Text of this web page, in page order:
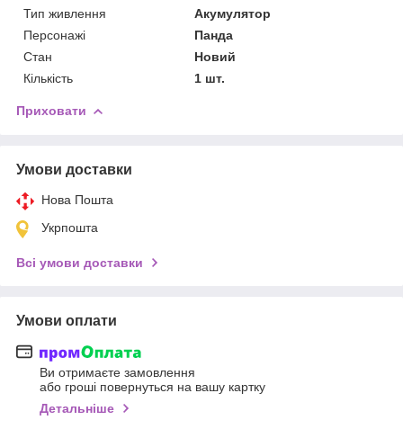
Тип живлення
Акумулятор
Персонажі
Панда
Стан
Новий
Кількість
1 шт.
Приховати
Умови доставки
Нова Пошта
Укрпошта
Всі умови доставки
Умови оплати
Ви отримаєте замовлення
або гроші повернуться на вашу картку
Детальніше